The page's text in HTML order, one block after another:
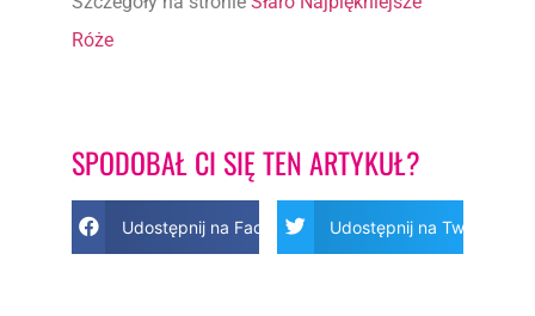
Róże
SPODOBAŁ CI SIĘ TEN ARTYKUŁ?
Udostępnij na Facebook Udostępnij na Twitter